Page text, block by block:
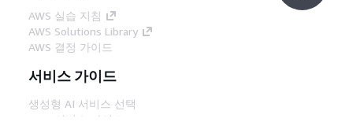
AWS 실습 지침
AWS Solutions Library
AWS 결정 가이드
서비스 가이드
생성형 AI 서비스 선택
AWS 서비스 가이드